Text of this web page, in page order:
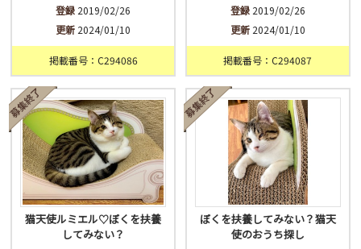
登録 2019/02/26
更新 2024/01/10
掲載番号：C294086
登録2019/02/26
更新2024/01/10
掲載番号：C294087
猫天使ルミエル♡ぼくを扶養
してみない？
ぼくを扶養してみない？猫天
使のおうち探し